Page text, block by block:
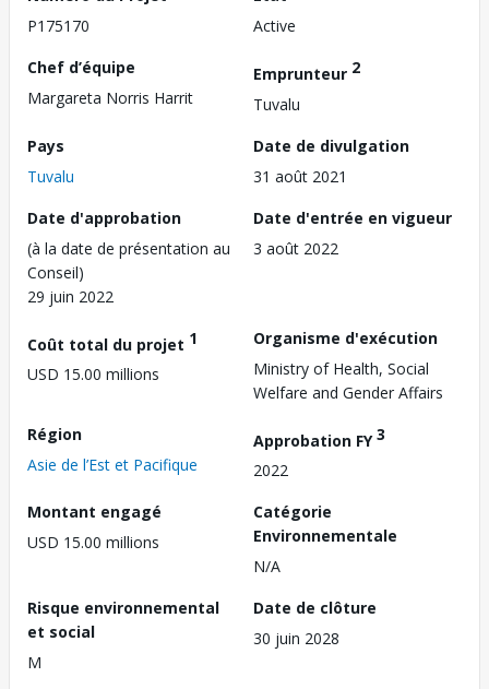
P175170
Active
Chef d’équipe
Margareta Norris Harrit
Emprunteur 2
Tuvalu
Pays
Tuvalu
Date de divulgation
31 août 2021
Date d'approbation
(à la date de présentation au
Conseil)
29 juin 2022
Date d'entrée en vigueur
3 août 2022
Coût total du projet 1
USD 15.00 millions
Organisme d'exécution
Ministry of Health, Social
Welfare and Gender Affairs
Région
Asie de l’Est et Pacifique
Approbation FY3
2022
Montant engagé
USD 15.00 millions
Catégorie
Environnementale
N/A
Risque environnemental
et social
M
Date de clôture
30 juin 2028